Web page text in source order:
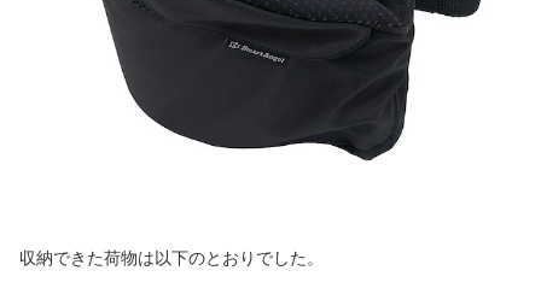
収納できた荷物は以下のとおりでした。